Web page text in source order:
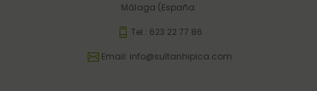
Málaga (España.
Tel.: 623 22 77 86
Email: info@sultanhipica.com